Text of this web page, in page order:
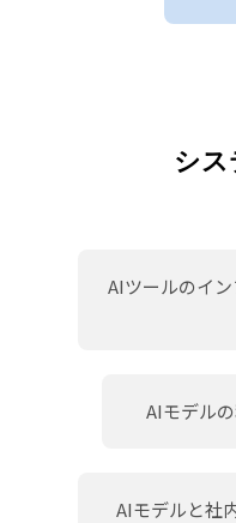
シス
AIツールのイ
AIモデル
AIモデルと社